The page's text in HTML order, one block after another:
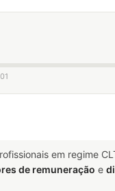
em regime
de remuneração e